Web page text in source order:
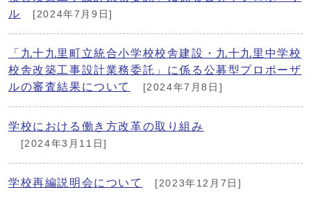
ル
[2024年7月9日]
「九十九里町立統合小学校校舎建設・九十九里中学校
校舎改築工事設計業務委託」に係る公募型プロポーザ
ルの審査結果について
[2024年7月8日]
学校における働き方改革の取り組み
[2024年3月11日]
学校再編説明会について [2023年12月7日]